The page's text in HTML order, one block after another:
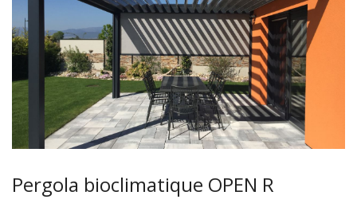
Pergola bioclimatique OPEN R